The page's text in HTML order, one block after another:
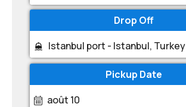
Drop Off
Istanbul port - Istanbul, Turkey
Pickup Date
août 10